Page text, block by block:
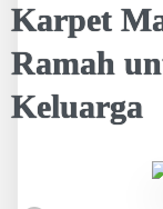
Karpet
Ramah
Keluarga